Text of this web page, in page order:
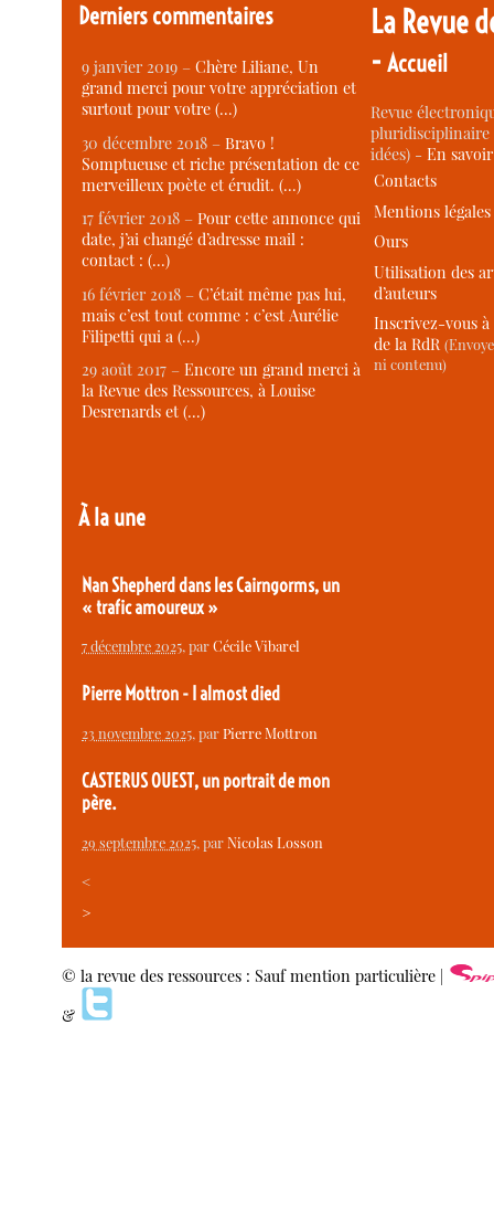
Derniers commentaires
9 janvier 2019 –Chère Liliane, Un
grand merci pour votre appréciation et
surtout pour votre (…)
30 décembre 2018 –Bravo !
Somptueuse et riche présentation de ce
merveilleux poète et érudit. (…)
17 février 2018 –Pour cette annonce qui
date, j’ai changé d’adresse mail :
contact : (…)
16 février 2018 –C’était même pas lui,
mais c’est tout comme : c’est Aurélie
Filipetti qui a (…)
29 août 2017 –Encore un grand merci à
la Revue des Ressources, à Louise
Desrenards et (…)
À la une
Nan Shepherd dans les Cairngorms, un
« trafic amoureux »
7 décembre 2025, parCécile Vibarel
Pierre Mottron - I almost died
23 novembre 2025, parPierre Mottron
CASTERUS OUEST, un portrait de mon
père.
29 septembre 2025, parNicolas Losson
<
>
La Revue
-Accueil
Revue
idées) -En
Contacts
Mentions légales
Ours
Utilisation des
d’auteurs
Inscrivez-vous
de la RdR
ni contenu)
© la revue des ressources : Sauf mention particulière |
&